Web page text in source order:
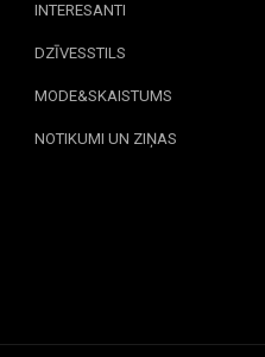
INTERESANTI
DZĪVESSTILS
MODE&SKAISTUMS
NOTIKUMI UN ZIŅAS